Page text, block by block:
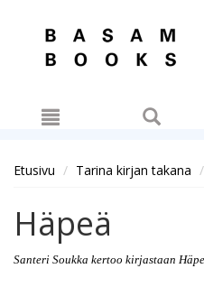
Etusivu Tarina kirjan takana
Häpeä
Santeri Soukka kertoo kirjastaan